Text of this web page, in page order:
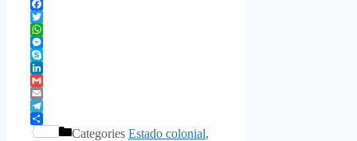
Facebook
Twitter
WhatsApp
Messenger
Skype
LinkedIn
Gmail
Email
Telegram
ShareCategories Estado colonial,